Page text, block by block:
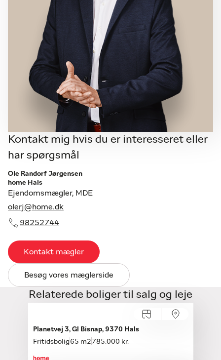
Kontakt mig hvis du er interesseret eller
har spørgsmål
Ole Randorf Jørgensen
home Hals
Ejendomsmægler, MDE
olerj@home.dk
98252744
Kontakt mægler
Besøg vores mæglerside
Relaterede boliger til salg og leje
Planetvej 3, Gl Bisnap, 9370 Hals
Fritidsbolig 65 m2 785.000 kr.